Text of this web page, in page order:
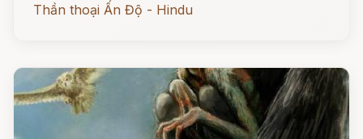
Thần thoại Ấn Độ - Hindu